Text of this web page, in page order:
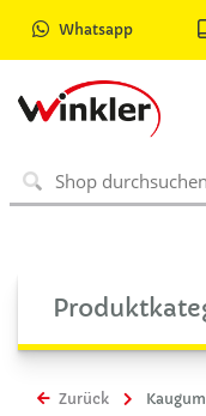
Whatsapp
Zurück